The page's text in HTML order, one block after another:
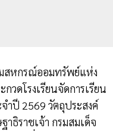
สหกรณ์ออมทรัพย์แห่ง
วดโรงเรียนจัดการเรียน
ำปี 2569 วัตถุประสงค์
ธิราชเจ้า กรมสมเด็จ